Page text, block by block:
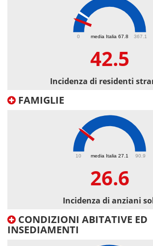
media Italia 67.8
0 367.1
42.5
Incidenza di residenti
FAMIGLIE
media Italia 27.1
10 90.9
26.6
Incidenza di anziani
CONDIZIONI ABITATIVE ED
INSEDIAMENTI